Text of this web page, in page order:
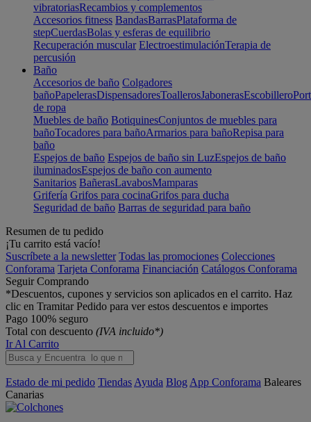
vibratoriasRecambios y complementos
Accesorios fitness BandasBarrasPlataforma de
stepCuerdasBolas y esferas de equilibrio
Recuperación muscular ElectroestimulaciónTerapia de
percusión
Baño
Accesorios de baño Colgadores
bañoPapelerasDispensadoresToallerosJabonerasEscobillero
de ropa
Muebles de baño BotiquinesConjuntos de muebles para
bañoTocadores para bañoArmarios para bañoRepisa para
baño
Espejos de baño Espejos de baño sin LuzEspejos de baño
iluminadosEspejos de baño con aumento
Sanitarios BañerasLavabosMamparas
Grifería Grifos para cocinaGrifos para ducha
Seguridad de baño Barras de seguridad para baño
Resumen de tu pedido
¡Tu carrito está vacío!
Suscríbete a la newsletter Todas las promociones Colecciones
Conforama Tarjeta Conforama Financiación Catálogos Conforama
Seguir Comprando
*Descuentos, cupones y servicios son aplicados en el carrito. Haz
clic en Tramitar Pedido para ver estos descuentos e importes
Pago 100% seguro
Total con descuento (IVA incluido*)
Ir Al Carrito
Estado de mi pedido Tiendas Ayuda Blog App Conforama Baleares
Canarias